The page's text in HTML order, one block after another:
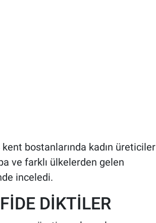
bostanlarında kadın üreticiler
ve farklı ülkelerden gelen
inceledi.
DİKTİLER